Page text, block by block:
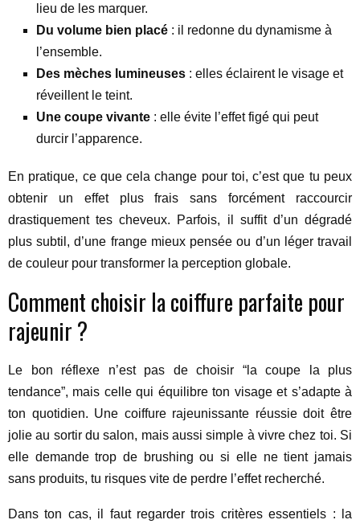
lieu de les marquer.
Du volume bien placé : il redonne du dynamisme à
l’ensemble.
Des mèches lumineuses : elles éclairent le visage et
réveillent le teint.
Une coupe vivante : elle évite l’effet figé qui peut
durcir l’apparence.
En pratique, ce que cela change pour toi, c’est que tu peux
obtenir un effet plus frais sans forcément raccourcir
drastiquement tes cheveux. Parfois, il suffit d’un dégradé
plus subtil, d’une frange mieux pensée ou d’un léger travail
de couleur pour transformer la perception globale.
Comment choisir la coiffure parfaite pour
rajeunir ?
Le bon réflexe n’est pas de choisir “la coupe la plus
tendance”, mais celle qui équilibre ton visage et s’adapte à
ton quotidien. Une coiffure rajeunissante réussie doit être
jolie au sortir du salon, mais aussi simple à vivre chez toi. Si
elle demande trop de brushing ou si elle ne tient jamais
sans produits, tu risques vite de perdre l’effet recherché.
Dans ton cas, il faut regarder trois critères essentiels : la